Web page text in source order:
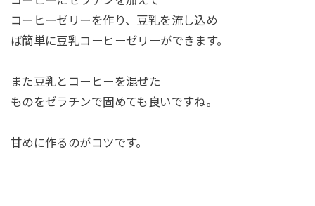
コーヒーゼリーを作り、豆乳を流し込め
ば簡単に豆乳コーヒーゼリーができます。
また豆乳とコーヒーを混ぜた
ものをゼラチンで固めても良いですね。
甘めに作るのがコツです。